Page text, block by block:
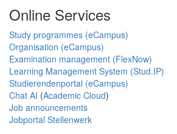
Online Services
Study programmes (eCampus)
Organisation (eCampus)
Examination management (FlexNow)
Learning Management System (Stud.IP)
Studierendenportal (eCampus)
Chat AI (Academic Cloud)
Job announcements
Jobportal Stellenwerk